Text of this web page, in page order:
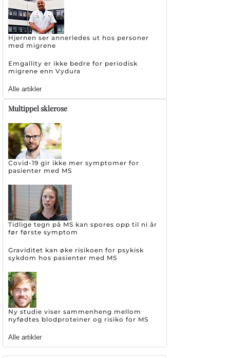
Hjernen ser annerledes ut hos personer
med migrene
Emgallity er ikke bedre for periodisk
migrene enn Vydura
Alle artikler
Multippel sklerose
Covid-19 gir ikke mer symptomer for
pasienter med MS
Tidlige tegn på MS kan spores opp til ni år
før første symptom
Graviditet kan øke risikoen for psykisk
sykdom hos pasienter med MS
Ny studie viser sammenheng mellom
nyfødtes blodproteiner og risiko for MS
Alle artikler